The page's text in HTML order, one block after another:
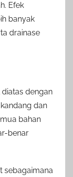
Efek
banyak
drainase
dengan
dan
bahan
benar
sebagaimana